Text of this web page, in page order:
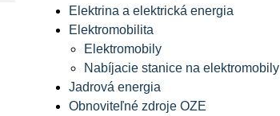
Elektrina a elektrická energia
Elektromobilita
Elektromobily
Nabíjacie stanice na elektromobily
Jadrová energia
Obnoviteľné zdroje OZE